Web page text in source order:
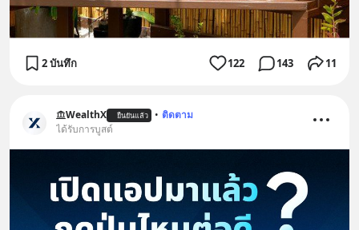
2 บันทึก 122 143 11
WealthX ยืนยันแล้ว • ติดตาม
ได้รับการบูสต์